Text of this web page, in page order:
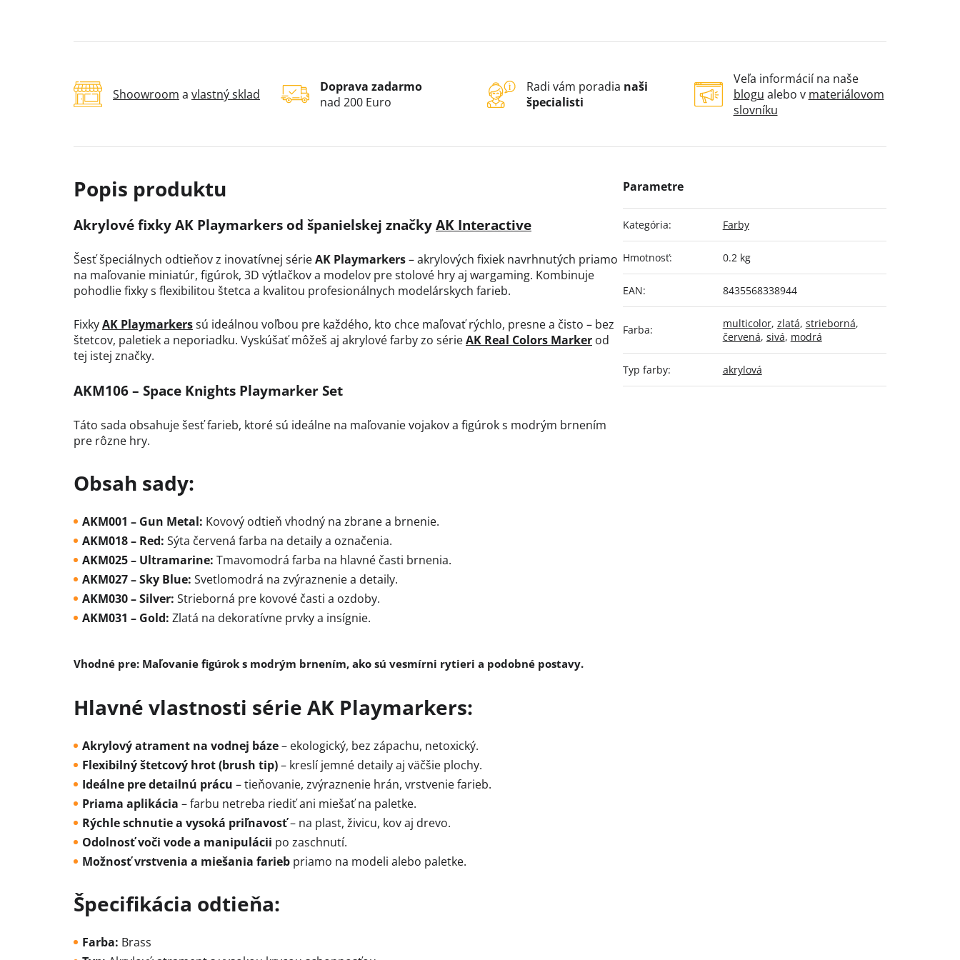
Shoowroom a vlastný sklad
Doprava zadarmo
nad 200 Euro
Radi vám poradia naši
špecialisti
Veľa informácií na naše
blogu alebo v materiálovom
slovníku
Akrylové fixky AK Playmarkers od španielskej značky AK Interactive
Šesťšpeciálnych odtieňov z inovatívnej sérieAK Playmarkers– akrylových fixiek navrhnutých priamo
na maľovanie miniatúr, figúrok, 3D výtlačkov a modelov pre stolové hry aj wargaming. Kombinuje
pohodlie fixky s flexibilitou štetca a kvalitou profesionálnych modelárskych farieb.
FixkyAK Playmarkerssú ideálnou voľbou pre každého, kto chce maľovať rýchlo, presne a čisto – bez
štetcov, paletiek a neporiadku. Vyskúšať môžeš aj akrylové farby zo sérieAK Real Colors Marker od
tej istej značky.
AKM106 – Space Knights Playmarker Set
Táto sada obsahuje šesť farieb, ktoré sú ideálne na maľovanie vojakov a figúrok s modrým brnením
pre rôzne hry.
Obsah sady:
AKM001 – Gun Metal: Kovový odtieň vhodný na zbrane a brnenie.
AKM018 – Red: Sýta červená farba na detaily a označenia.
AKM025 – Ultramarine: Tmavomodrá farba na hlavné časti brnenia.
AKM027 – Sky Blue: Svetlomodrá na zvýraznenie a detaily.
AKM030 – Silver: Strieborná pre kovové časti a ozdoby.
AKM031 – Gold: Zlatá na dekoratívne prvky a insígnie.
Vhodné pre: Maľovanie figúrok s modrým brnením, ako sú vesmírni rytieri a podobné postavy.
Hlavné vlastnosti série AK Playmarkers:
Akrylový atrament na vodnej báze– ekologický, bez zápachu, netoxický.
Flexibilný štetcový hrot (brush tip)– kreslí jemné detaily aj väčšie plochy.
Ideálne pre detailnú prácu – tieňovanie, zvýraznenie hrán, vrstvenie farieb.
Priama aplikácia – farbu netreba riediť ani miešať na paletke.
Rýchle schnutie a vysoká priľnavosť– na plast, živicu, kov aj drevo.
Odolnosť voči vode a manipulácii po zaschnutí.
Možnosť vrstvenia a miešania farieb priamo na modeli alebo paletke.
Špecifikácia odtieňa:
Farba: Brass
Kategória: Farby
Hmotnosť: 0.2 kg
EAN: 8435568338944
Farba: multicolor, zlatá, strieborná,
červená, sivá, modrá
Typ farby: akrylová